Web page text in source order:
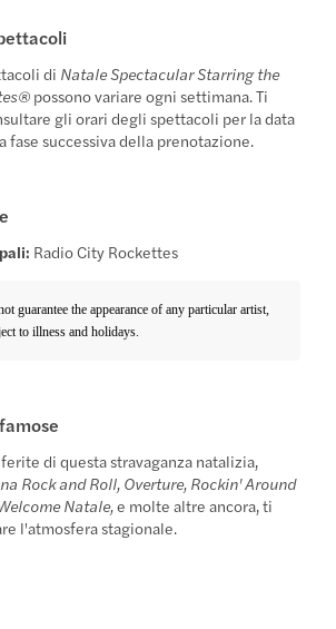
di Natale Spectacular Starring the
possono variare ogni settimana. Ti
gli orari degli spettacoli per la data
fase successiva della prenotazione.
Radio City Rockettes
guarantee the appearance of any particular artist,
to illness and holidays.
di questa stravaganza natalizia,
Rock and Roll, Overture, Rockin' Around
Natale,e molte altre ancora, ti
l'atmosfera stagionale.